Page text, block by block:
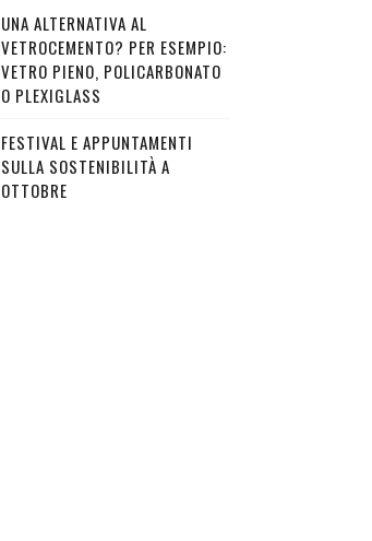
UNA ALTERNATIVA AL
VETROCEMENTO? PER ESEMPIO:
VETRO PIENO, POLICARBONATO
O PLEXIGLASS
FESTIVAL E APPUNTAMENTI
SULLA SOSTENIBILITÀ A
OTTOBRE